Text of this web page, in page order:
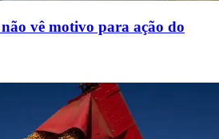
vê motivo para ação do